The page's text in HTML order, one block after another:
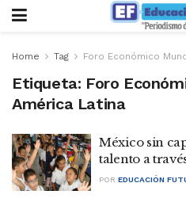
Home Tag Foro Económico
Etiqueta: Foro
América Latina
México sin
talento a
POR EDUCACIÓN